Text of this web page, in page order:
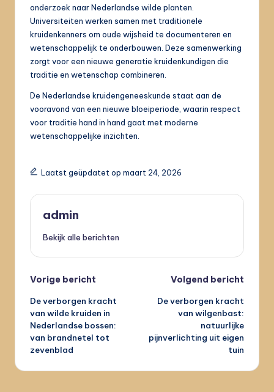
onderzoek naar Nederlandse wilde planten.
Universiteiten werken samen met traditionele
kruidenkenners om oude wijsheid te documenteren en
wetenschappelijk te onderbouwen. Deze samenwerking
zorgt voor een nieuwe generatie kruidenkundigen die
traditie en wetenschap combineren.
De Nederlandse kruidengeneeskunde staat aan de
vooravond van een nieuwe bloeiperiode, waarin respect
voor traditie hand in hand gaat met moderne
wetenschappelijke inzichten.
Laatst geüpdatet op maart 24, 2026
admin
Bekijk alle berichten
Bericht
navigatie
Vorige bericht
De verborgen kracht
van wilde kruiden in
Nederlandse bossen:
van brandnetel tot
zevenblad
Volgend bericht
De verborgen kracht
van wilgenbast:
natuurlijke
pijnverlichting uit eigen
tuin